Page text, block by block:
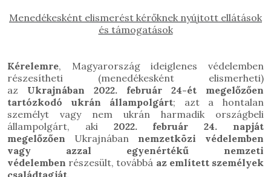
Menedékesként elismerést kérőknek nyújtott ellátások
és támogatások
Kérelemre, Magyarország ideiglenes védelemben
részesítheti (menedékesként elismerheti)
az Ukrajnában 2022. február 24-ét megelőzően
tartózkodó
ukrán állampolgárt; azt a hontalan
személyt vagy nem ukrán harmadik országbeli
állampolgárt, aki 2022. február 24. napját
megelőzően Ukrajnában nemzetközi védelemben
vagy azzal egyenértékű nemzeti
védelemben részesült, továbbá az említett személyek
családtagját.